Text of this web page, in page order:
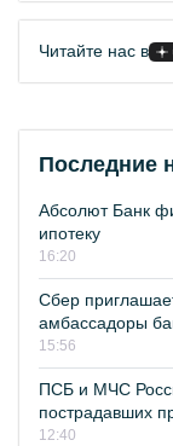
Читайте нас в
Последние
Абсолют Банк
ипотеку
16:20
Сбер
амбассадоры
15:56
ПСБ и МЧС
пострадавших
12:40